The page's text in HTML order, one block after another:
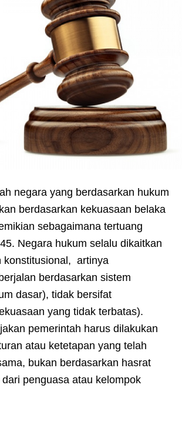
negara yang berdasarkan hukum
berdasarkan kekuasaan belaka
sebagaimana tertuang
Negara hukum selalu dikaitkan
konstitusional, artinya
berdasarkan sistem
dasar), tidak bersifat
yang tidak terbatas).
pemerintah harus dilakukan
atau ketetapan yang telah
bukan berdasarkan hasrat
penguasa atau kelompok